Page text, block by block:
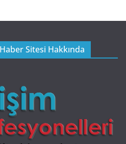
Sitesi Hakkında